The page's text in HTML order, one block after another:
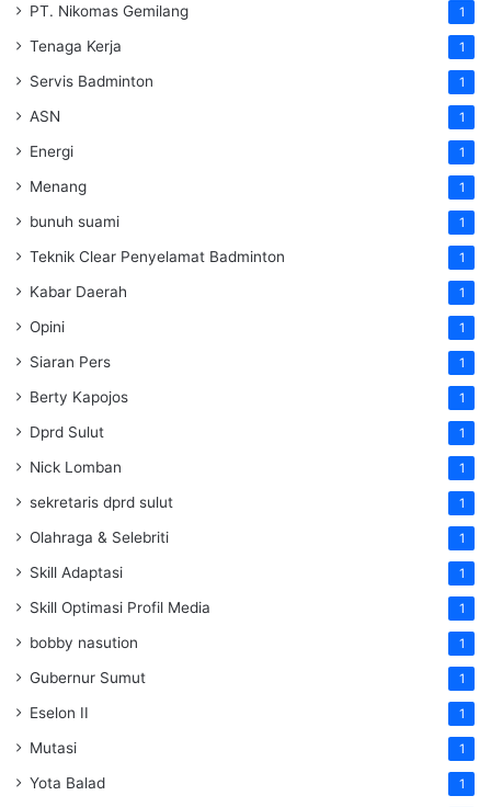
PT. Nikomas Gemilang 1
Tenaga Kerja 1
Servis Badminton 1
ASN 1
Energi 1
Menang 1
bunuh suami 1
Teknik Clear Penyelamat Badminton 1
Kabar Daerah 1
Opini 1
Siaran Pers 1
Berty Kapojos 1
Dprd Sulut 1
Nick Lomban 1
sekretaris dprd sulut 1
Olahraga & Selebriti 1
Skill Adaptasi 1
Skill Optimasi Profil Media 1
bobby nasution 1
Gubernur Sumut 1
Eselon II 1
Mutasi 1
Yota Balad 1